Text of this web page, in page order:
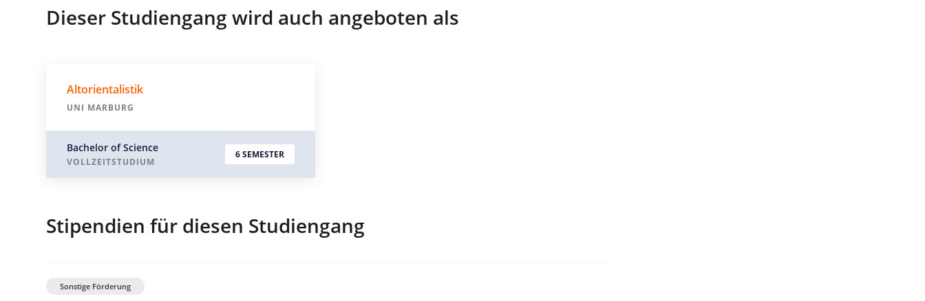
Dieser Studiengang wird auch angeboten als
Altorientalistik
UNI MARBURG
Bachelor of Science
VOLLZEITSTUDIUM
6 SEMESTER
Stipendien für diesen Studiengang
Sonstige Förderung